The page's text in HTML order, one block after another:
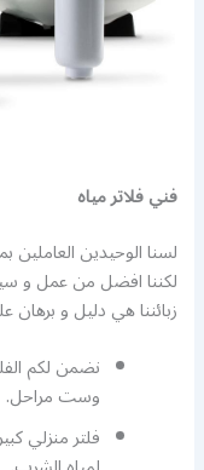
فني فلاتر مياه
لسنا الوحيدين العاملين
لكننا افضل من عمل و
زبائننا هي دليل و
نضمن لكم
وست مراحل.
فلتر منزلي